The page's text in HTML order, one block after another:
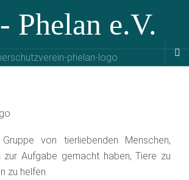
Phelan e.V.
von tierliebenden Menschen,
Aufgabe gemacht haben, Tiere zu
zu helfen.